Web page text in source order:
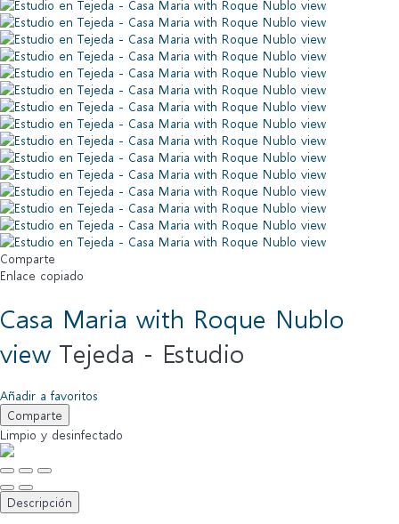
Comparte
Enlace copiado
Casa Maria with Roque Nublo
view Tejeda - Estudio
Añadir a favoritos
Comparte
Limpio y desinfectado
Descripción